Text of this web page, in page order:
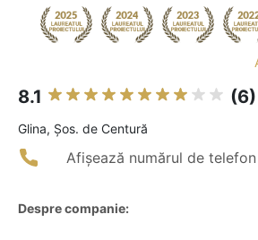
8.1 (6)
Glina, Șos. de Centură
Afișează numărul de telefon
Despre companie: